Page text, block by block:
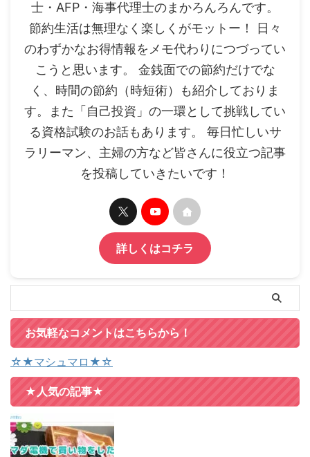
士・AFP・海事代理士のまかろんろんです。
節約生活は無理なく楽しくがモットー！ 日々
のわずかなお得情報をメモ代わりにつづってい
こうと思います。 金銭面での節約だけでな
く、時間の節約（時短術）も紹介しておりま
す。また「自己投資」の一環として挑戦してい
る資格試験のお話もあります。 毎日忙しいサ
ラリーマン、主婦の方など皆さんに役立つ記事
を投稿していきたいです！
詳しくはコチラ
お気軽なコメントはこちらから！
☆★マシュマロ★☆
★人気の記事★